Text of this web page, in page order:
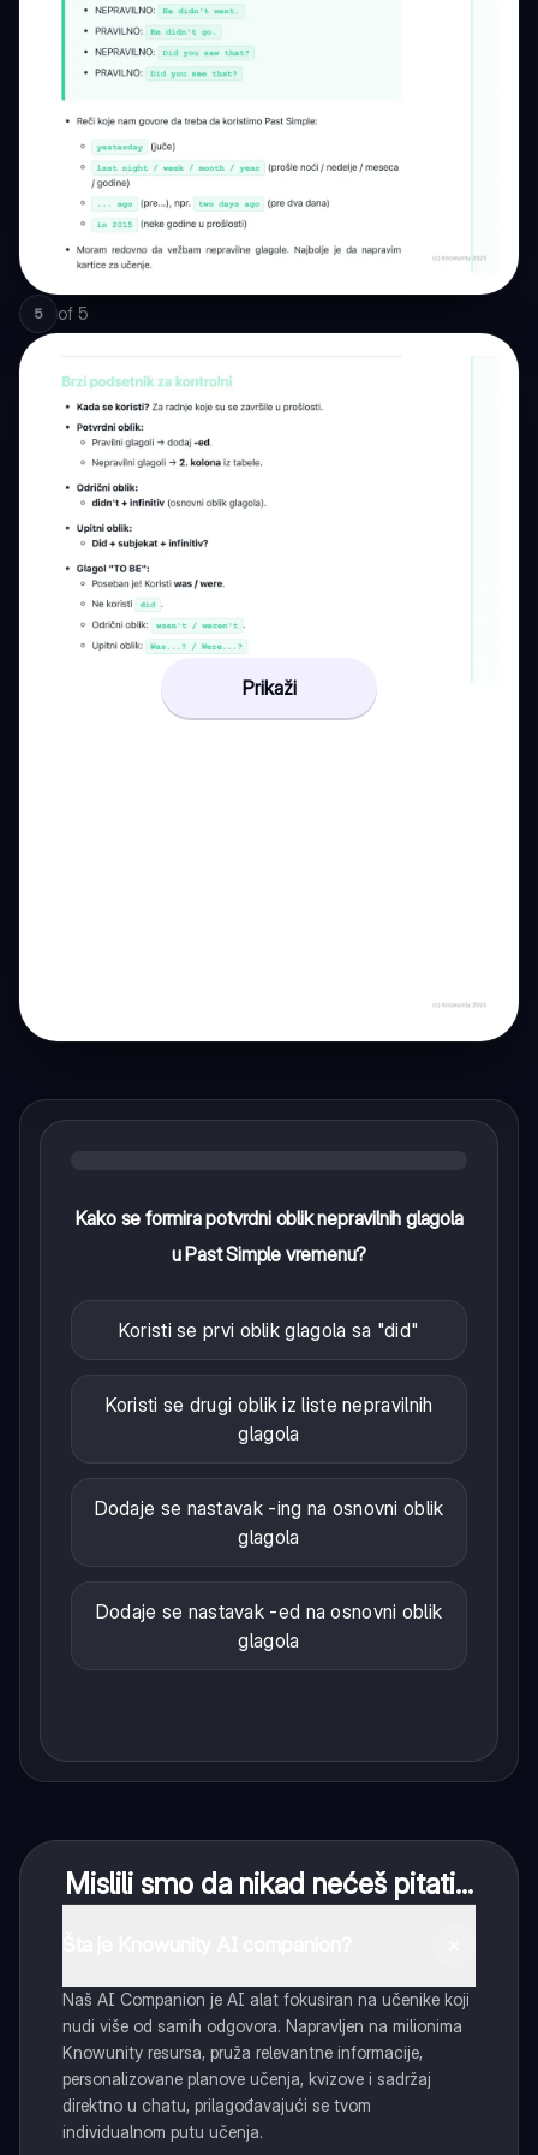
5 of 5
Prikaži
Kako se formira potvrdni oblik nepravilnih glagola
u Past Simple vremenu?
Koristi se prvi oblik glagola sa "did"
Koristi se drugi oblik iz liste nepravilnih
glagola
Dodaje se nastavak -ing na osnovni oblik
glagola
Dodaje se nastavak -ed na osnovni oblik
glagola
Mislili smo da nikad nećeš pitati...
Naš AI Companion je AI alat fokusiran na učenike koji
nudi više od samih odgovora. Napravljen na milionima
Knowunity resursa, pruža relevantne informacije,
personalizovane planove učenja, kvizove i sadržaj
direktno u chatu, prilagođavajući se tvom
individualnom putu učenja.